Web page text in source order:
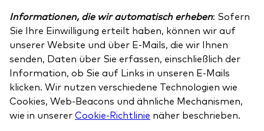
Informationen, die wir automatisch erheben: Sofern
Sie Ihre Einwilligung erteilt haben, können wir auf
unserer Website und über E-Mails, die wir Ihnen
senden, Daten über Sie erfassen, einschließlich der
Information, ob Sie auf Links in unseren E-Mails
klicken. Wir nutzen verschiedene Technologien wie
Cookies, Web-Beacons und ähnliche Mechanismen,
wie in unsererCookie-Richtlinie näher beschrieben.